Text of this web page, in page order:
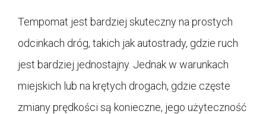
Tempomat jest bardziej skuteczny na prostych
odcinkach dróg, takich jak autostrady, gdzie ruch
jest bardziej jednostajny. Jednak w warunkach
miejskich lub na krętych drogach, gdzie częste
zmiany prędkości są konieczne, jego użyteczność